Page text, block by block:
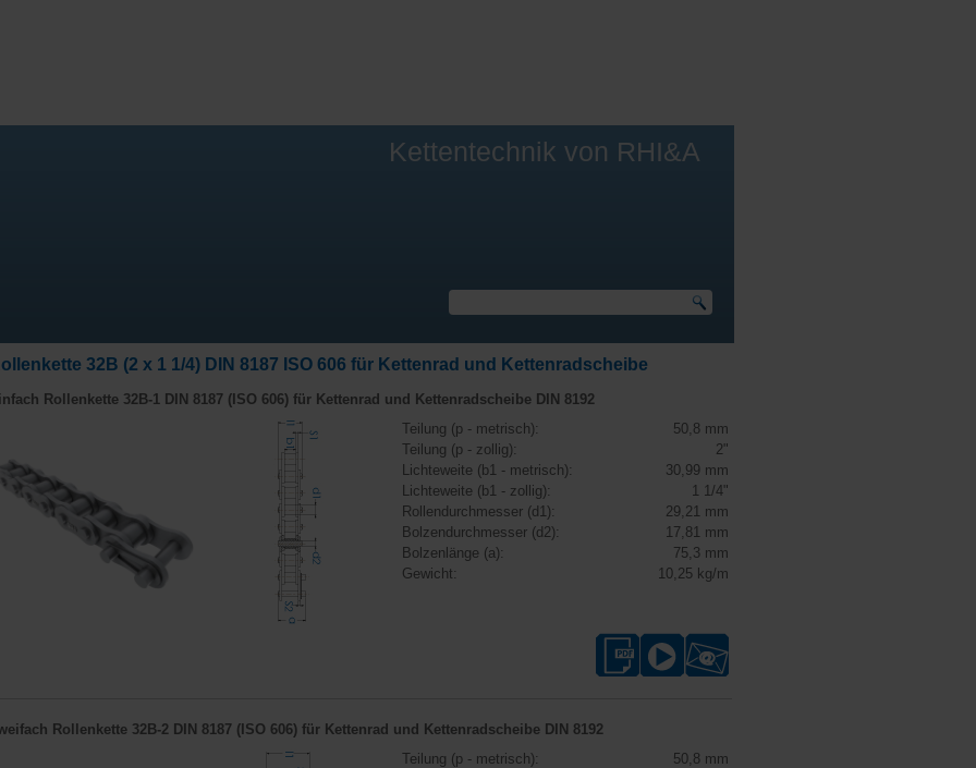
Kettentechnik von RHI&A
32B (2 x 1 1/4) DIN 8187 ISO 606 für Kettenrad und Kettenradscheibe
Rollenkette 32B-1 DIN 8187 (ISO 606) für Kettenrad und
Kettenradscheibe DIN 8192
Teilung (p - metrisch):
50,8 mm
Teilung (p - zollig):
2"
Lichteweite (b1 - metrisch):
30,99 mm
Lichteweite (b1 - zollig):
1 1/4"
Rollendurchmesser (d1):
29,21 mm
Bolzendurchmesser (d2):
17,81 mm
Bolzenlänge (a):
75,3 mm
Gewicht:
10,25 kg/m
Rollenkette 32B-2 DIN 8187 (ISO 606) für Kettenrad und
Kettenradscheibe DIN 8192
Teilung (p - metrisch):
50,8 mm